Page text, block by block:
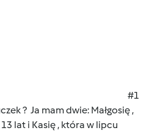
#1
? Ja mam dwie: Małgosię ,
lat i Kasię , która w lipcu